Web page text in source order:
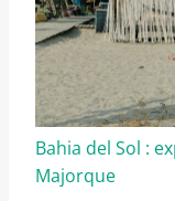
Bahia del Sol :
Majorque